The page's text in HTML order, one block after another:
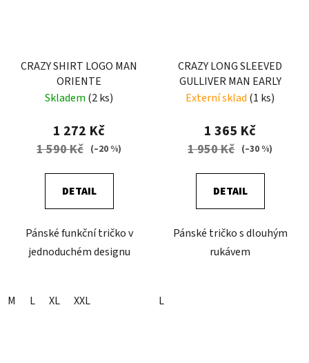
CRAZY SHIRT LOGO MAN
ORIENTE
Skladem (2 ks)
1 272 Kč
1 590 Kč (–20 %)
DETAIL
Pánské funkční tričko v
jednoduchém designu
M L XL XXL
CRAZY LONG SLEEVED
GULLIVER MAN EARLY
Externí sklad (1 ks)
1 365 Kč
1 950 Kč (–30 %)
DETAIL
Pánské tričko s dlouhým
rukávem
L